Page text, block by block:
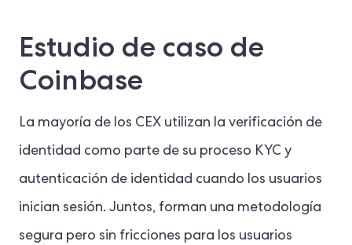
Estudio de caso de
Coinbase
La mayoría de los CEX utilizan la verificación de
identidad como parte de su proceso KYC y
autenticación de identidad cuando los usuarios
inician sesión. Juntos, forman una metodología
segura pero sin fricciones para los usuarios